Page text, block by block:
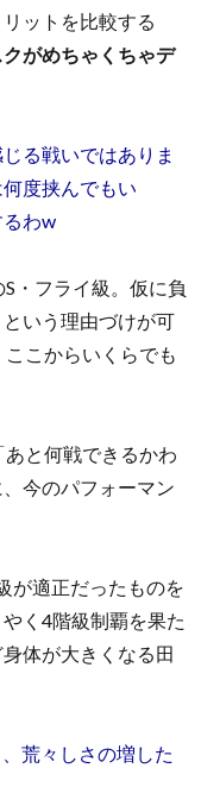
ットを比較する
がめちゃくちゃデ
る戦いではありま
度挟んでもい
わw
・フライ級。仮に負
いう理由づけが可
こからいくらでも
と何戦できるかわ
今のパフォーマン
が適正だったものを
く4階級制覇を果た
体が大きくなる田
荒々しさの増した